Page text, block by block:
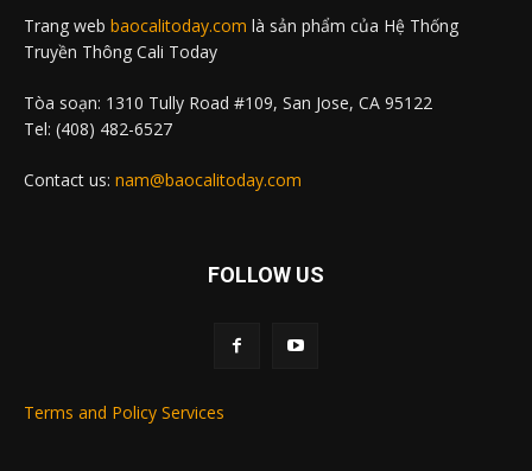
Trang web baocalitoday.com là sản phẩm của Hệ Thống
Truyền Thông Cali Today
Tòa soạn: 1310 Tully Road #109, San Jose, CA 95122
Tel: (408) 482-6527
Contact us: nam@baocalitoday.com
FOLLOW US
Terms and Policy Services